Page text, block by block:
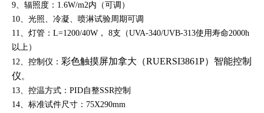
9、辐照度：1.6W/m2内（可调）
10、光照、冷凝、喷淋试验周期可调
11、灯管：L=1200/40W， 8支（UVA-340/UVB-313使用寿命2000h
以上）
12、控制仪： 彩色触摸屏加拿大（RUERSI3861P）智能控制
仪 。
13、控温方式：PID自整SSR控制
14、标准试件尺寸：75X290mm